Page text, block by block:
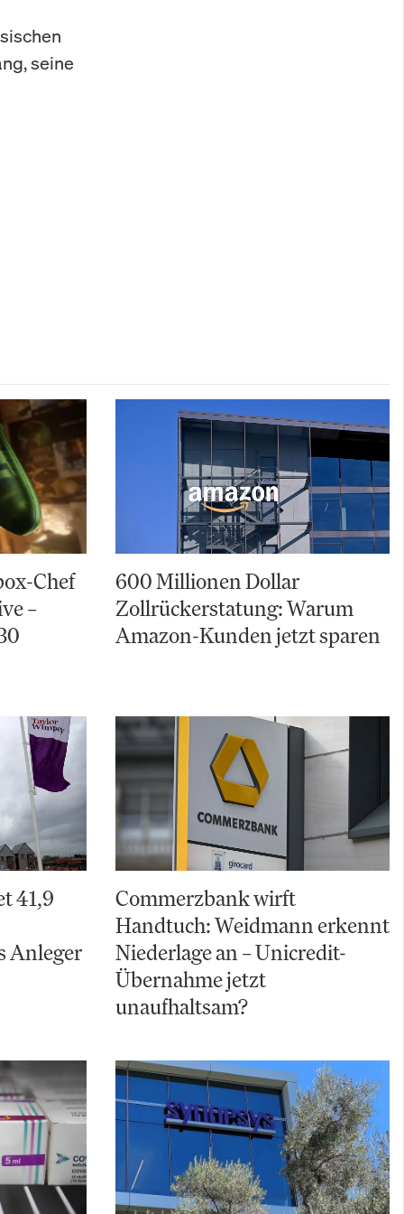
seine
Chef
–
600 Millionen Dollar
Zollrückerstatung: Warum
Amazon-Kunden jetzt sparen
41,9
Anleger
Commerzbank wirft
Handtuch: Weidmann erkennt
Niederlage an – Unicredit-
Übernahme jetzt
unaufhaltsam?